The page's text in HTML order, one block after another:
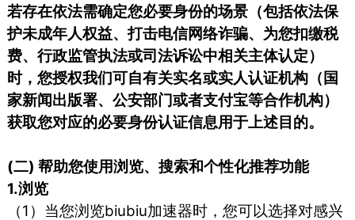
若存在依法需确定您必要身份的场景（包括依法保
护未成年人权益、打击电信网络诈骗、为您扣缴税
费、行政监管执法或司法诉讼中相关主体认定）
时，您授权我们可自有关实名或实人认证机构（国
家新闻出版署、公安部门或者支付宝等合作机构）
获取您对应的必要身份认证信息用于上述目的。
(二) 帮助您使用浏览、搜索和个性化推荐功能
1.浏览
（1）当您浏览biubiu加速器时，您可以选择对感兴